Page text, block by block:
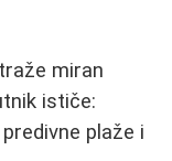
miran
ističe:
plaže i